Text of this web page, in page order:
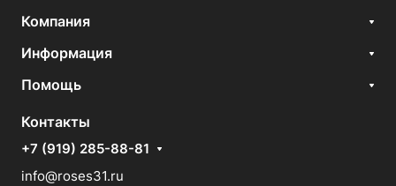
Компания
Информация
Помощь
Контакты
+7 (919) 285-88-81
info@roses31.ru